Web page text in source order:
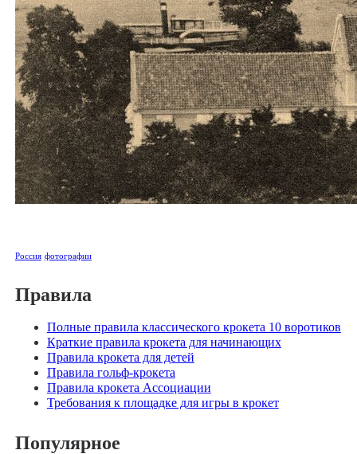
Россия фотографии
Правила
Полные правила классического крокета 10 воротиков
Краткие правила крокета для начинающих
Правила крокета для детей
Правила гольф-крокета
Правила крокета Ассоциации
Требования к площадке для игры в крокет
Популярное